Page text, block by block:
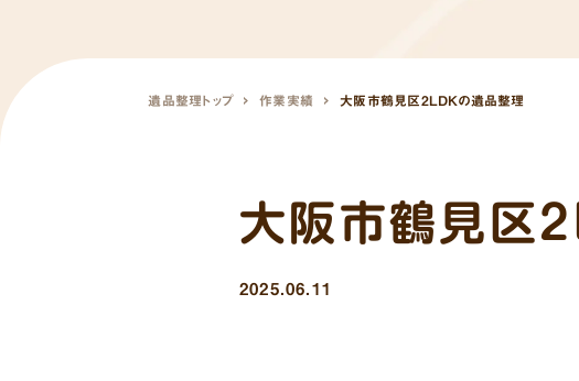
遺品整理トップ 作業実績 大阪市鶴見区2LDKの遺品整理
大阪市鶴見区
2025.06.11